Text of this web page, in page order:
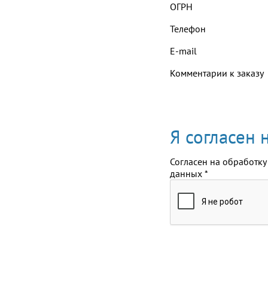
ОГРН
Телефон
E-mail
Комментарии к заказу
Я согласен
Согласен на обработку
данных *